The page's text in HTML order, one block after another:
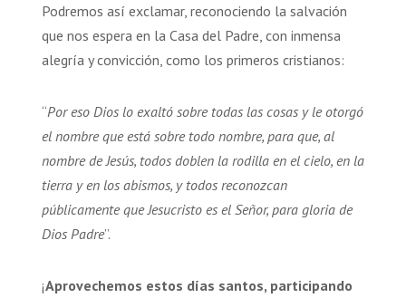
Podremos así exclamar, reconociendo la salvación
que nos espera en la Casa del Padre, con inmensa
alegría y convicción, como los primeros cristianos:
“Por eso Dios lo exaltó sobre todas las cosas y le otorgó
el nombre que está sobre todo nombre, para que, al
nombre de Jesús, todos doblen la rodilla en el cielo, en la
tierra y en los abismos, y todos reconozcan
públicamente que Jesucristo es el Señor, para gloria de
Dios Padre”.
¡Aprovechemos estos días santos, participando